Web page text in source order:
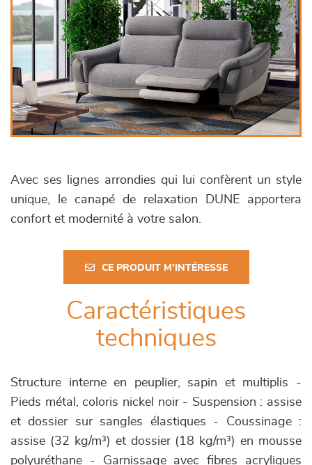
Avec ses lignes arrondies qui lui confèrent un style
unique, le canapé de relaxation DUNE apportera
confort et modernité à votre salon.
CE PRODUIT M'INTÉRESSE
Caractéristiques
techniques
Structure interne en peuplier, sapin et multiplis -
Pieds métal, coloris nickel noir - Suspension : assise
et dossier sur sangles élastiques - Coussinage :
assise (32 kg/m³) et dossier (18 kg/m³) en mousse
polyuréthane - Garnissage avec fibres acryliques